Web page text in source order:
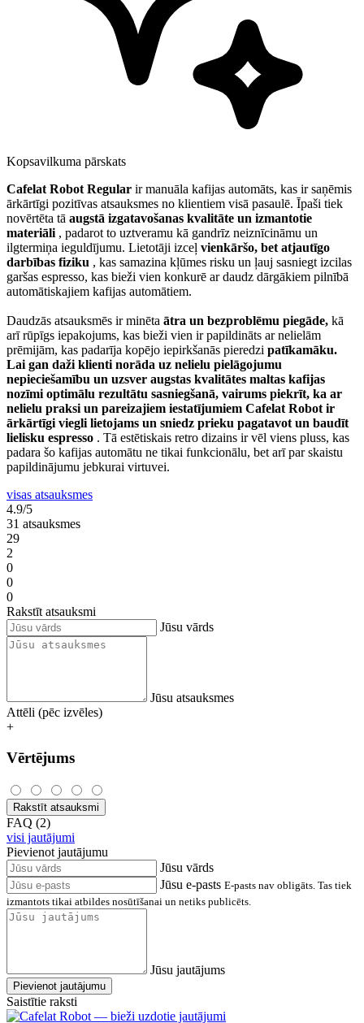
Kopsavilkuma pārskats
Cafelat Robot Regular ir manuāla kafijas automāts, kas ir saņēmis
ārkārtīgi pozitīvas atsauksmes no klientiem visā pasaulē. Īpaši tiek
novērtēta tā augstā izgatavošanas kvalitāte un izmantotie
materiāli , padarot to uztveramu kā gandrīz neiznīcināmu un
ilgtermiņa ieguldījumu. Lietotāji izceļ vienkāršo, bet atjautīgo
darbības fiziku , kas samazina kļūmes risku un ļauj sasniegt izcilas
garšas espresso, kas bieži vien konkurē ar daudz dārgākiem pilnībā
automātiskajiem kafijas automātiem.
Daudzās atsauksmēs ir minēta ātra un bezproblēmu piegāde, kā
arī rūpīgs iepakojums, kas bieži vien ir papildināts ar nelielām
prēmijām, kas padarīja kopējo iepirkšanās pieredzi patīkamāku.
Lai gan daži klienti norāda uz nelielu pielāgojumu
nepieciešamību un uzsver augstas kvalitātes maltas kafijas
nozīmi optimālu rezultātu sasniegšanā, vairums piekrīt, ka ar
nelielu praksi un pareizajiem iestatījumiem Cafelat Robot ir
ārkārtīgi viegli lietojams un sniedz prieku pagatavot un baudīt
lielisku espresso . Tā estētiskais retro dizains ir vēl viens pluss, kas
padara šo kafijas automātu ne tikai funkcionālu, bet arī par skaistu
papildinājumu jebkurai virtuvei.
visas atsauksmes
4.9/5
31 atsauksmes
29
2
0
0
0
Rakstīt atsauksmi
Jūsu vārds
Jūsu atsauksmes
Attēli (pēc izvēles)
+
Vērtējums
Rakstīt atsauksmi
FAQ (2)
visi jautājumi
Pievienot jautājumu
Jūsu vārds
Jūsu e-pasts E-pasts nav obligāts. Tas tiek
izmantots tikai atbildes nosūtīšanai un netiks publicēts.
Jūsu jautājums
Pievienot jautājumu
Saistītie raksti